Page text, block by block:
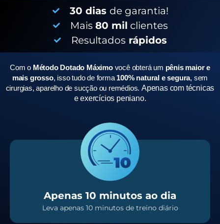
30 dias de garantia!
Mais 80 mil clientes
Resultados rápidos
Com o Método Dotado Máximo você obterá um pênis maior e
mais grosso, isso tudo de forma 100% natural e segura, sem
cirurgias, aparelho de sucção ou remédios.Apenas com técnicas
e exercícios peniano.
Apenas 10 minutos ao dia
Leva apenas 10 minutos de treino diário